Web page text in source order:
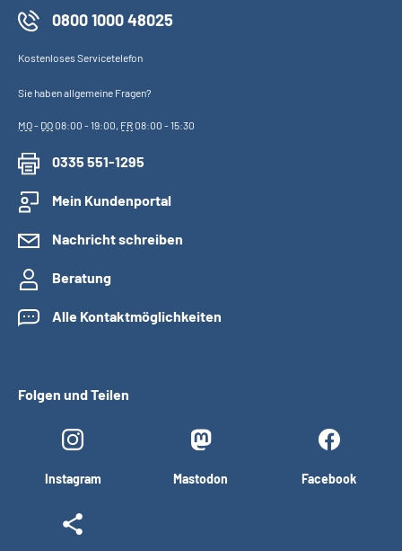
0800 1000 48025
Kostenloses Servicetelefon
Sie haben allgemeine Fragen?
MO- DO08:00 - 19:00, FR08:00 - 15:30
0335 551-1295
Mein Kundenportal
Nachricht schreiben
Beratung
Alle Kontaktmöglichkeiten
Folgen und Teilen
Instagram Mastodon Facebook